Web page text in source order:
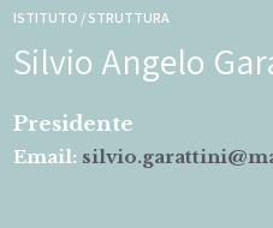
ISTITUTO / STRUTTURA
Silvio Angelo
Presidente
Email: